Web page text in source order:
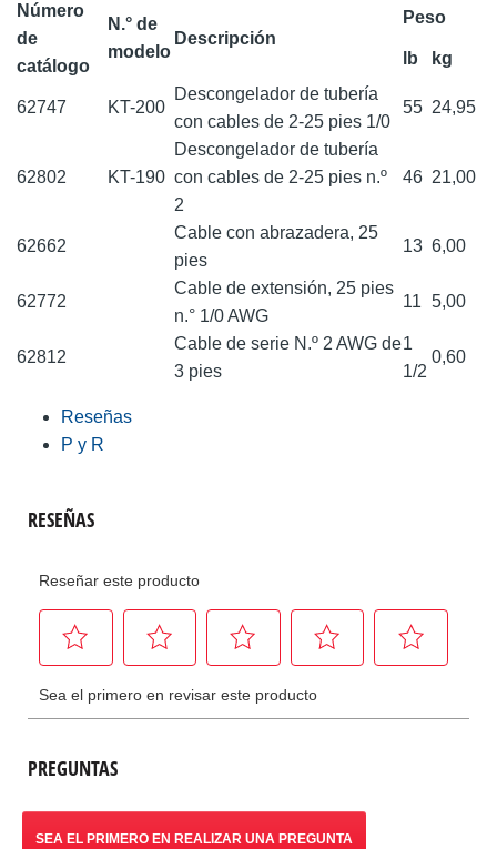
Número
de
catálogo
N.° de
modelo
Descripción
Peso
lb kg
62747 KT-200
Descongelador de tubería
con cables de 2-25 pies 1/0
55 24,95
62802 KT-190
Descongelador de tubería
con cables de 2-25 pies n.º
2
46 21,00
62662
Cable con abrazadera, 25
pies
13 6,00
62772
Cable de extensión, 25 pies
n.° 1/0 AWG
11 5,00
62812
Cable de serie N.º 2 AWG de
3 pies
1
1/2
0,60
Reseñas
P y R
PREGUNTAS
SEA EL PRIMERO EN REALIZAR UNA PREGUNTA